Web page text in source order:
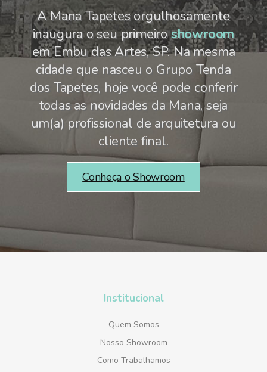
A Mana Tapetes orgulhosamente
inaugura o seu primeiroshowroom
em Embu das Artes, SP. Na mesma
cidade que nasceu o Grupo Tenda
dos Tapetes, hoje você pode conferir
todas as novidades da Mana, seja
um(a) profissional de arquitetura ou
cliente final.
Conheça o Showroom
Institucional
Quem Somos
Nosso Showroom
Como Trabalhamos